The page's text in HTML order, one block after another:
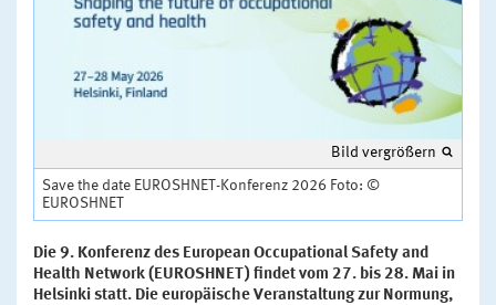
Bild vergrößern
Save the date EUROSHNET-Konferenz 2026 Foto: ©
EUROSHNET
Die 9. Konferenz des European Occupational Safety and
Health Network (EUROSHNET) findet vom 27. bis 28. Mai in
Helsinki statt. Die europäische Veranstaltung zur Normung,